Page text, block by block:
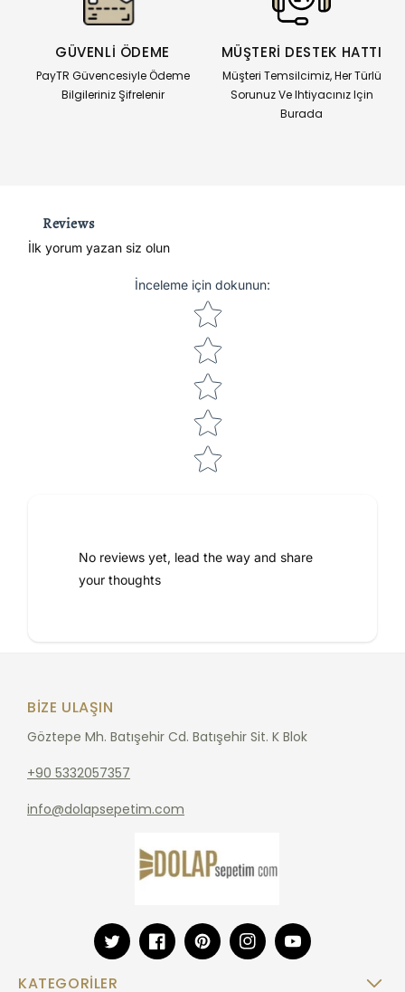
GÜVENLİ ÖDEME
PayTR Güvencesiyle Ödeme
Bilgileriniz Şifrelenir
MÜŞTERİ DESTEK HATTI
Müşteri Temsilcimiz, Her Türlü
Sorunuz Ve Ihtiyacınız Için
Burada
Reviews
İlk yorum yazan siz olun
İnceleme için dokunun:
Star rating
No reviews yet, lead the way and share
your thoughts
TwitterFacebookPinterestInstagramYouTube
KATEGORILER
BIZE ULAŞIN
Göztepe Mh. Batışehir Cd. Batışehir Sit. K Blok
+90 5332057357
info@dolapsepetim.com